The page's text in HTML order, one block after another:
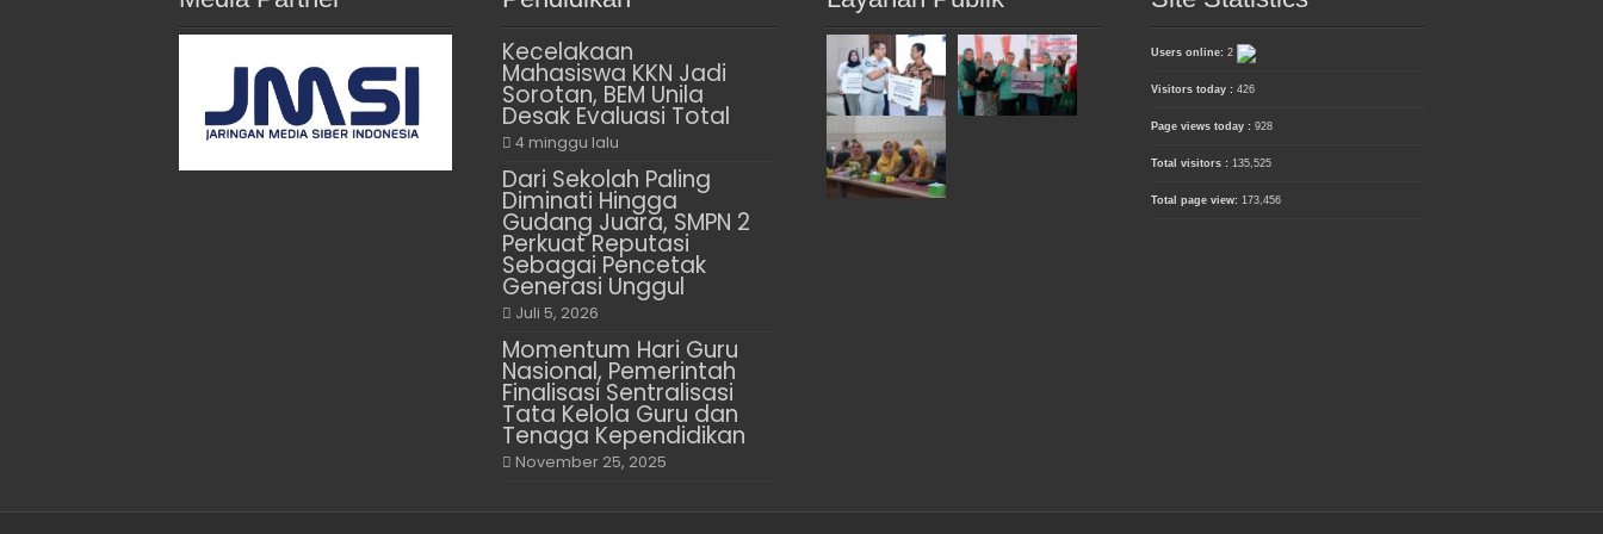
Kecelakaan
Mahasiswa KKN Jadi
Sorotan, BEM Unila
Desak Evaluasi Total
4 minggu lalu
Dari Sekolah Paling
Diminati Hingga
Gudang Juara, SMPN 2
Perkuat Reputasi
Sebagai Pencetak
Generasi Unggul
Juli 5, 2026
Momentum Hari Guru
Nasional, Pemerintah
Finalisasi Sentralisasi
Tata Kelola Guru dan
Tenaga Kependidikan
November 25, 2025
Users online: 2
Visitors today : 426
Page views today : 928
Total visitors : 135,525
Total page view: 173,456